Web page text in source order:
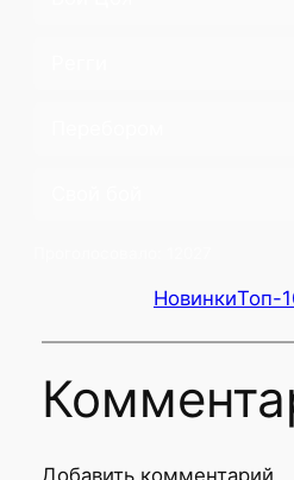
НовинкиТоп-
Добавить комментарий